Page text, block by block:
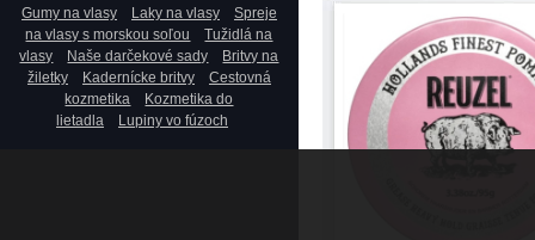
Gumy na vlasy Laky na vlasy
Spreje
na vlasy s morskou soľou
Tužidlá na
vlasy
Naše darčekové sady
Britvy na
žiletky
Kadernícke britvy
Cestovná
kozmetika
Kozmetika do
lietadla
Lupiny vo fúzoch